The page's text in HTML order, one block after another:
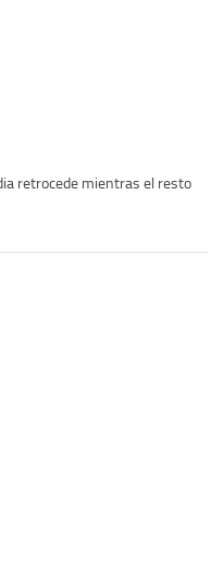
retrocede mientras el resto